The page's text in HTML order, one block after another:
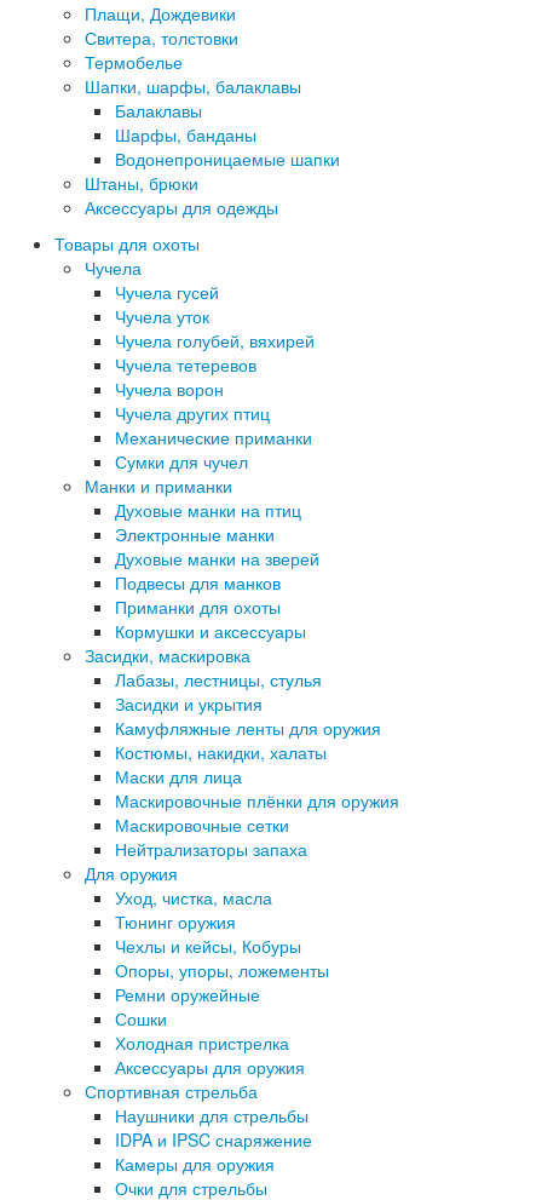
Плащи, Дождевики
Свитера, толстовки
Термобелье
Шапки, шарфы, балаклавы
Балаклавы
Шарфы, банданы
Водонепроницаемые шапки
Штаны, брюки
Аксессуары для одежды
Товары для охоты
Чучела
Чучела гусей
Чучела уток
Чучела голубей, вяхирей
Чучела тетеревов
Чучела ворон
Чучела других птиц
Механические приманки
Сумки для чучел
Манки и приманки
Духовые манки на птиц
Электронные манки
Духовые манки на зверей
Подвесы для манков
Приманки для охоты
Кормушки и аксессуары
Засидки, маскировка
Лабазы, лестницы, стулья
Засидки и укрытия
Камуфляжные ленты для оружия
Костюмы, накидки, халаты
Маски для лица
Маскировочные плёнки для оружия
Маскировочные сетки
Нейтрализаторы запаха
Для оружия
Уход, чистка, масла
Тюнинг оружия
Чехлы и кейсы, Кобуры
Опоры, упоры, ложементы
Ремни оружейные
Сошки
Холодная пристрелка
Аксессуары для оружия
Спортивная стрельба
Наушники для стрельбы
IDPA и IPSC снаряжение
Камеры для оружия
Очки для стрельбы